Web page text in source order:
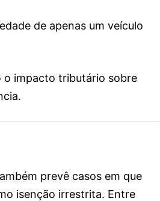
de apenas um veículo
o impacto tributário sobre
prevê casos em que
isenção irrestrita. Entre